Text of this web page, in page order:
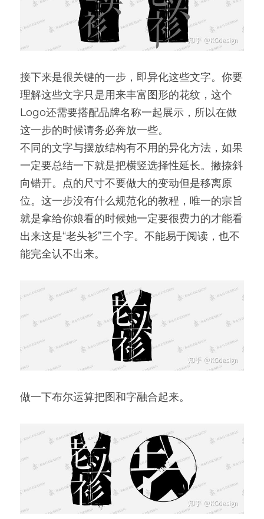
接下来是很关键的一步，即异化这些文字。你要
理解这些文字只是用来丰富图形的花纹，这个
Logo还需要搭配品牌名称一起展示，所以在做
这一步的时候请务必奔放一些。
不同的文字与摆放结构有不用的异化方法，如果
一定要总结一下就是把横竖选择性延长。撇捺斜
向错开。点的尺寸不要做大的变动但是移离原
位。这一步没有什么规范化的教程，唯一的宗旨
就是拿给你娘看的时候她一定要很费力的才能看
出来这是“老头衫”三个字。不能易于阅读，也不
能完全认不出来。
做一下布尔运算把图和字融合起来。